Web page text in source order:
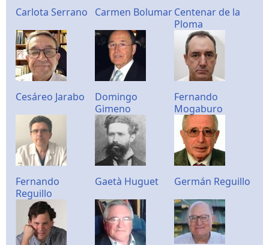
Carlota Serrano Carmen BolumarCentenar de la
Ploma
Cesáreo Jarabo
Domingo
Gimeno
Fernando
Mogaburo
Fernando
Reguillo
Gaetà Huguet Germán Reguillo